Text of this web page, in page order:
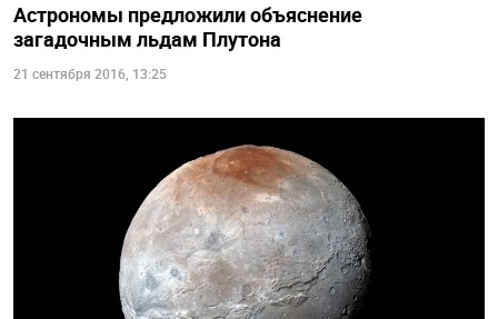
Астрономы предложили объяснение
загадочным льдам Плутона
21 сентября 2016, 13:25